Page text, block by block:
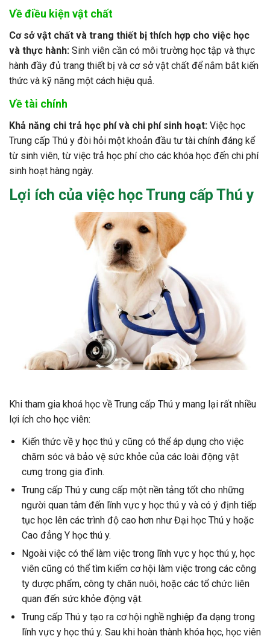
Về điều kiện vật chất
Cơ sở vật chất và trang thiết bị thích hợp cho việc học
và thực hành: Sinh viên cần có môi trường học tập và thực
hành đầy đủ trang thiết bị và cơ sở vật chất để nắm bắt kiến
thức và kỹ năng một cách hiệu quả.
Về tài chính
Khả năng chi trả học phí và chi phí sinh hoạt: Việc học
Trung cấp Thú y đòi hỏi một khoản đầu tư tài chính đáng kể
từ sinh viên, từ việc trả học phí cho các khóa học đến chi phí
sinh hoạt hàng ngày.
Lợi ích của việc họcTrung cấp Thú y
Khi tham gia khoá học về Trung cấp Thú y mang lại rất nhiều
lợi ích cho học viên:
Kiến thức về y học thú y cũng có thể áp dụng cho việc
chăm sóc và bảo vệ sức khỏe của các loài động vật
cưng trong gia đình.
Trung cấp Thú y cung cấp một nền tảng tốt cho những
người quan tâm đến lĩnh vực y học thú y và có ý định tiếp
tục học lên các trình độ cao hơn như Đại học Thú y hoặc
Cao đẳng Y học thú y.
Ngoài việc có thể làm việc trong lĩnh vực y học thú y, học
viên cũng có thể tìm kiếm cơ hội làm việc trong các công
ty dược phẩm, công ty chăn nuôi, hoặc các tổ chức liên
quan đến sức khỏe động vật.
Trung cấp Thú y tạo ra cơ hội nghề nghiệp đa dạng trong
lĩnh vực y học thú y. Sau khi hoàn thành khóa học, học viên